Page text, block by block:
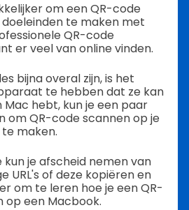
om een QR-code
te maken met
QR-code
er veel van online vinden.
bijna overal zijn, is het
te hebben dat ze kan
Mac hebt, kun je een paar
om QR-code scannen op je
maken.
je afscheid nemen van
URL's of deze kopiëren en
om te leren hoe je een QR-
op een Macbook.